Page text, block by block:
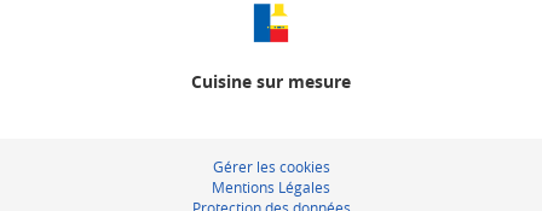
Cuisine sur mesure
Gérer les cookies
Mentions Légales